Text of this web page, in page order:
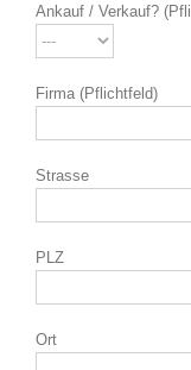
Ankauf / Verkauf?
Firma (Pflichtfeld)
Strasse
PLZ
Ort